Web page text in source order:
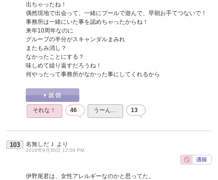
出ちゃったね！
偶然現地で出会って、一緒にプールで遊んで、早朝お手てつないで！
事務所は一緒にいた事を認めちゃったからね！
来年10周年なのに
グループの半分がスキャンダルまみれ
またもみ消し？
なかったことにする？
味しめて繰り返すだろうね！
何やったって事務所がなかった事にしてくれるから
それな！ 46 うーん… 13
103 名無しだＪ より
2016年9月30日 12:09 PM
伊野尾君は、女性アレルギーなのかと思ってた。